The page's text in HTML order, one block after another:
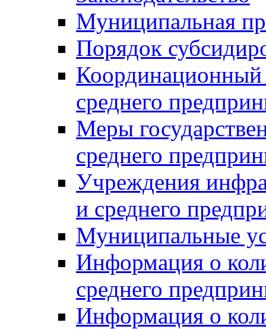
Муниципальная
Порядок
Координационный
среднего
Меры
среднего
Учреждения
и среднего
Муниципальные
Информация о
среднего
Информация о